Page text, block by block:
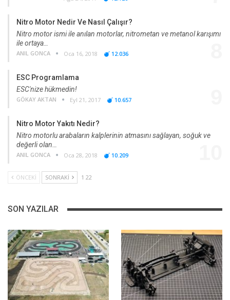
Nitro Motor Nedir Ve Nasıl Çalışır?
Nitro motor ismi ile anılan motorlar, nitrometan ve metanol karışımı
ile ortaya…
ANIL GONCA Oca 16, 2018 12.036
ESC Programlama
ESC'nize hükmedin!
GÖKAY AKTAN Eyl 21, 2017 10.657
Nitro Motor Yakıtı Nedir?
Nitro motorlu arabaların kalplerinin atmasını sağlayan, soğuk ve
değerli olan…
ANIL GONCA Oca 28, 2018 10.209
ÖNCEKI SONRAKI 1 22
SON YAZILAR